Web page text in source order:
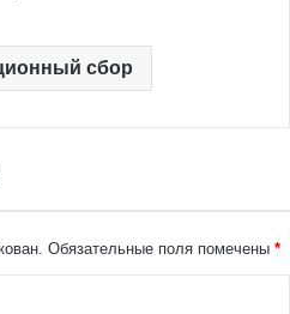
сбор
Обязательные поля помечены *